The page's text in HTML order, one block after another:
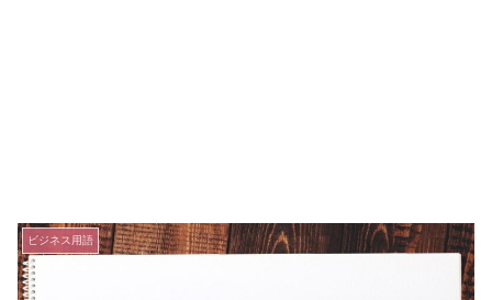
ビジネス用語